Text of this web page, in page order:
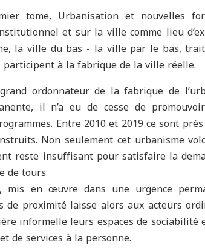
tome, Urbanisation et nouvelles
et sur la ville comme lieu
la ville du bas - la ville par le bas,
à la fabrique de la ville réelle.
ordonnateur de la fabrique de
il n’a eu de cesse de
Entre 2010 et 2019 ce sont
Non seulement cet urbanisme
reste insuffisant pour satisfaire la
de tours
en œuvre dans une urgence
de proximité laisse alors aux acteurs
informelle leurs espaces de sociabilité
de services à la personne.